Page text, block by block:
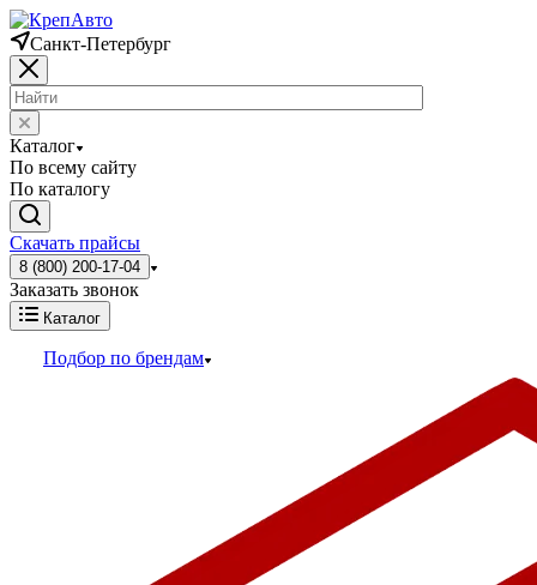
Санкт-Петербург
Каталог
По всему сайту
По каталогу
Скачать прайсы
8 (800) 200-17-04
Заказать звонок
Каталог
Подбор по брендам